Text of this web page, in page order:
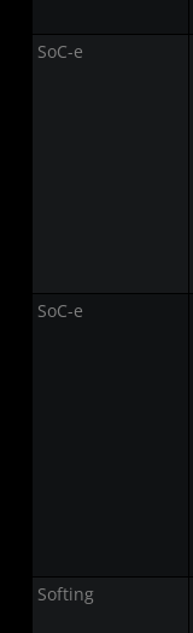
SoC-e
SoC-e
Softing